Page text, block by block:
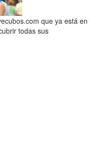
que ya está en
todas sus